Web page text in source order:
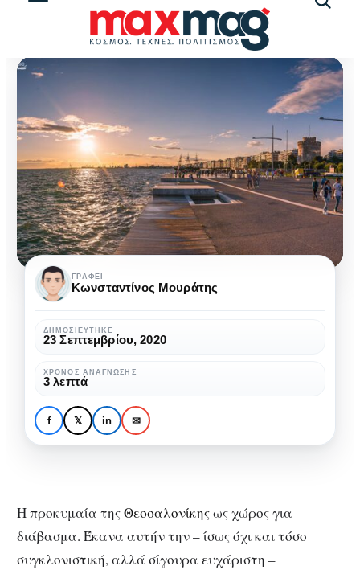
ΒΙΒΛΊΟ
Η προκυμαία της
Θεσσαλονίκης ως
χώρος για διάβασμα
προκυμαία
της
Θεσσαλονίκης
χώρος
για
διάβασμα
ΓΡΆΦΕΙ
Κωνσταντίνος Μουράτης
ΔΗΜΟΣΙΕΎΤΗΚΕ
23 Σεπτεμβρίου, 2020
ΧΡΌΝΟΣ ΑΝΆΓΝΩΣΗΣ
3 λεπτά
f 𝕏 in ✉
Η προκυμαία τηςΘεσσαλονίκηςως χώρος για
διάβασμα. Έκανα αυτήν την – ίσως όχι και τόσο
συγκλονιστική, αλλά σίγουρα ευχάριστη –